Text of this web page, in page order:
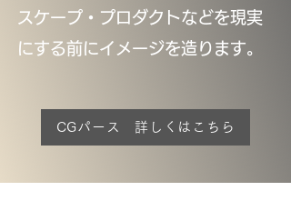
スケープ・プロダクトなどを現実
にする前にイメージを造ります。
CGパース 詳しくはこちら